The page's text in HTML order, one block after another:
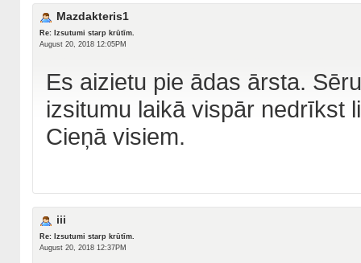
Mazdakteris1
Re: Izsutumi starp krūtīm.
August 20, 2018 12:05PM
Es aizietu pie ādas ārsta.
izsitumu laikā vispār nedrīkst
Cieņā visiem.
iii
Re: Izsutumi starp krūtīm.
August 20, 2018 12:37PM